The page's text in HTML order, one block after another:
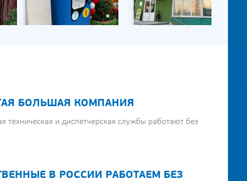
БОЛЬШАЯ КОМПАНИЯ
техническая и диспетчерская службы работают без
В РОССИИ РАБОТАЕМ БЕЗ